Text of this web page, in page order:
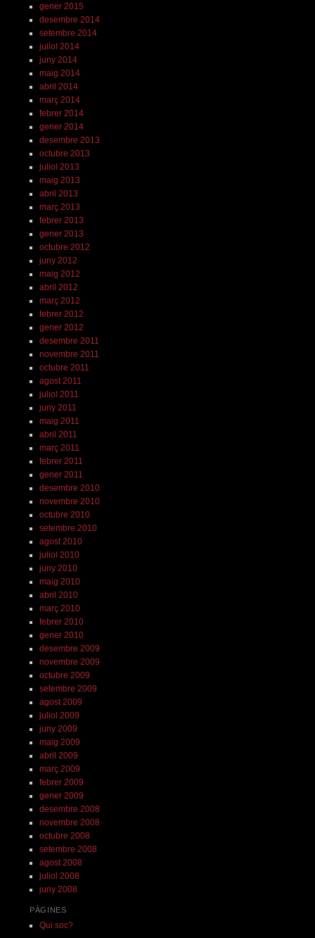
gener 2015
desembre 2014
setembre 2014
juliol 2014
juny 2014
maig 2014
abril 2014
març 2014
febrer 2014
gener 2014
desembre 2013
octubre 2013
juliol 2013
maig 2013
abril 2013
març 2013
febrer 2013
gener 2013
octubre 2012
juny 2012
maig 2012
abril 2012
març 2012
febrer 2012
gener 2012
desembre 2011
novembre 2011
octubre 2011
agost 2011
juliol 2011
juny 2011
maig 2011
abril 2011
març 2011
febrer 2011
gener 2011
desembre 2010
novembre 2010
octubre 2010
setembre 2010
agost 2010
juliol 2010
juny 2010
maig 2010
abril 2010
març 2010
febrer 2010
gener 2010
desembre 2009
novembre 2009
octubre 2009
setembre 2009
agost 2009
juliol 2009
juny 2009
maig 2009
abril 2009
març 2009
febrer 2009
gener 2009
desembre 2008
novembre 2008
octubre 2008
setembre 2008
agost 2008
juliol 2008
juny 2008
PÀGINES
Qui soc?